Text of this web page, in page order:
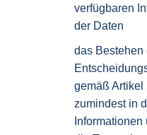
verfügbaren
der Daten
das Bestehen
gemäß
zumindest in